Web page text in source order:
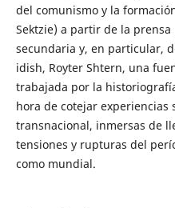
del comunismo y la
Sektzie) a partir de la
secundaria y, en particular,
idish, Royter Shtern, una
trabajada por la
hora de cotejar experiencias
transnacional, inmersas de
tensiones y rupturas del
como mundial.